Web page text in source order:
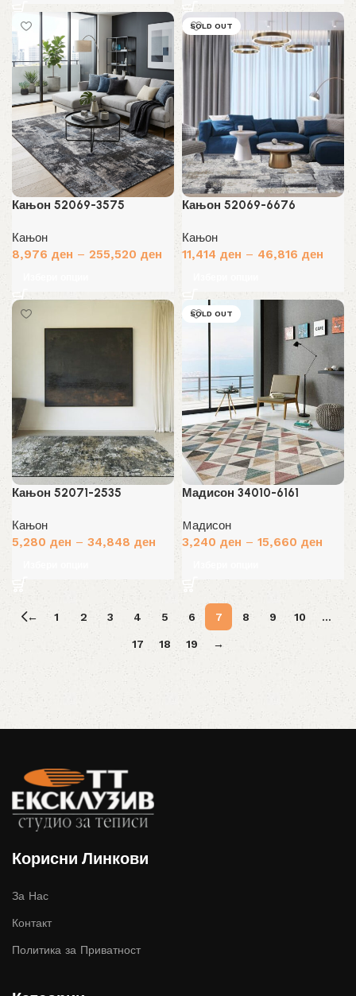
Кањон 52069-3575
Кањон
8,976 ден – 255,520 ден
SOLD OUT
Кањон 52069-6676
Кањон
11,414 ден – 46,816 ден
Кањон 52071-2535
Кањон
5,280 ден – 34,848 ден
SOLD OUT
Мадисон 34010-6161
Mадисон
3,240 ден – 15,660 ден
← 1 2 3 4 5 6 7 8 9 10 …
17 18 19 →
Корисни Линкови
За Нас
Контакт
Политика за Приватност